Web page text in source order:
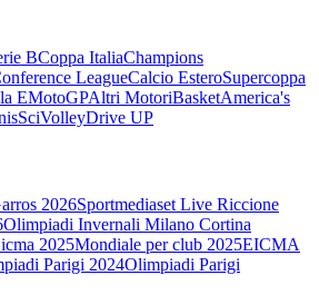
BCoppa ItaliaChampions
LeagueCalcio EsteroSupercoppa
EMotoGPAltri MotoriBasketAmerica's
SciVolleyDrive UP
2026Sportmediaset Live Riccione
Olimpiadi Invernali Milano Cortina
2025Mondiale per club 2025EICMA
Parigi 2024Olimpiadi Parigi